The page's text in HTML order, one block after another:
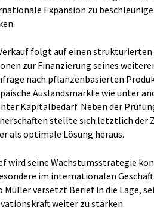
Expansion zu
folgt auf einen strukturierten
zur Finanzierung seines
nach pflanzenbasierten
Auslandsmärkte wie unter
Kapitalbedarf. Neben der
stellte sich letztlich der
als optimale Lösung heraus.
wird seine Wachstumsstrategie
im internationalen
Müller versetzt Berief in die Lage,
weiter zu stärken.